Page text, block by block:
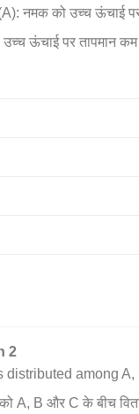
नमक को उच्च ऊंचाई पर
ऊंचाई पर तापमान कम
2
distributed among
A, B और C के बीच